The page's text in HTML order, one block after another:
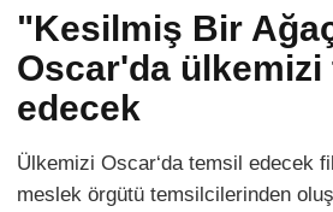
"Kesilmiş Bir
Oscar'da ülkemizi
edecek
Ülkemizi Oscar‘da temsil edecek
meslek örgütü temsilcilerinden